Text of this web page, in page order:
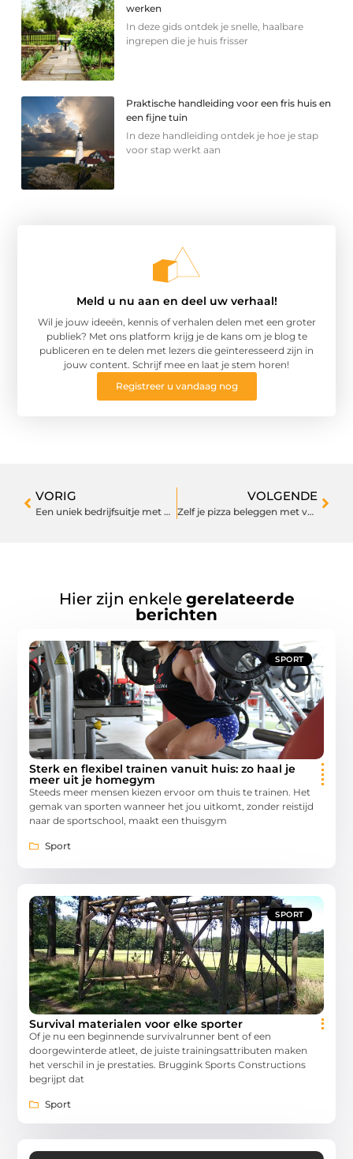
werken
In deze gids ontdek je snelle, haalbare
ingrepen die je huis frisser
Praktische handleiding voor een fris huis en
een fijne tuin
In deze handleiding ontdek je hoe je stap
voor stap werkt aan
Meld u nu aan en deel uw verhaal!
Wil je jouw ideeën, kennis of verhalen delen met een groter
publiek? Met ons platform krijg je de kans om je blog te
publiceren en te delen met lezers die geïnteresseerd zijn in
jouw content. Schrijf mee en laat je stem horen!
Registreer u vandaag nog
VORIG
Een uniek bedrijfsuitje met overnachting
VOLGENDE
Zelf je pizza beleggen met verse ingrediënten
Hier zijn enkele gerelateerde
berichten
SPORT
Sterk en flexibel trainen vanuit huis: zo haal je
meer uit je homegym
Steeds meer mensen kiezen ervoor om thuis te trainen. Het
gemak van sporten wanneer het jou uitkomt, zonder reistijd
naar de sportschool, maakt een thuisgym
Sport
SPORT
Survival materialen voor elke sporter
Of je nu een beginnende survivalrunner bent of een
doorgewinterde atleet, de juiste trainingsattributen maken
het verschil in je prestaties. Bruggink Sports Constructions
begrijpt dat
Sport